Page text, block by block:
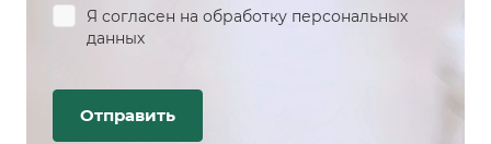
Я согласен на обработку персональных
данных